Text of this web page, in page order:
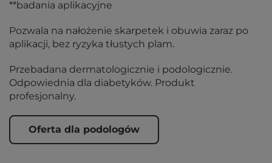
**badania aplikacyjne
Pozwala na nałożenie skarpetek i obuwia zaraz po
aplikacji, bez ryzyka tłustych plam.
Przebadana dermatologicznie i podologicznie.
Odpowiednia dla diabetyków. Produkt
profesjonalny.
Oferta dla podologów